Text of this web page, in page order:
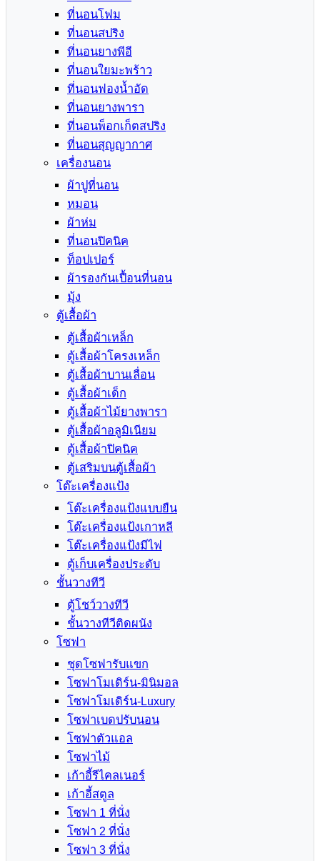
ที่นอนโฟม
ที่นอนสปริง
ที่นอนยางพีอี
ที่นอนใยมะพร้าว
ที่นอนฟองน้ำอัด
ที่นอนยางพารา
ที่นอนพ็อกเก็ตสปริง
ที่นอนสุญญากาศ
เครื่องนอน
ผ้าปูที่นอน
หมอน
ผ้าห่ม
ที่นอนปิคนิค
ท็อปเปอร์
ผ้ารองกันเปื้อนที่นอน
มุ้ง
ตู้เสื้อผ้า
ตู้เสื้อผ้าเหล็ก
ตู้เสื้อผ้าโครงเหล็ก
ตู้เสื้อผ้าบานเลื่อน
ตู้เสื้อผ้าเด็ก
ตู้เสื้อผ้าไม้ยางพารา
ตู้เสื้อผ้าอลูมิเนียม
ตู้เสื้อผ้าปิคนิค
ตู้เสริมบนตู้เสื้อผ้า
โต๊ะเครื่องแป้ง
โต๊ะเครื่องแป้งแบบยืน
โต๊ะเครื่องแป้งเกาหลี
โต๊ะเครื่องแป้งมีไฟ
ตู้เก็บเครื่องประดับ
ชั้นวางทีวี
ตู้โชว์วางทีวี
ชั้นวางทีวีติดผนัง
โซฟา
ชุดโซฟารับแขก
โซฟาโมเดิร์น-มินิมอล
โซฟาโมเดิร์น-Luxury
โซฟาเบดปรับนอน
โซฟาตัวแอล
โซฟาไม้
เก้าอี้รีไคลเนอร์
เก้าอี้สตูล
โซฟา 1 ที่นั่ง
โซฟา 2 ที่นั่ง
โซฟา 3 ที่นั่ง